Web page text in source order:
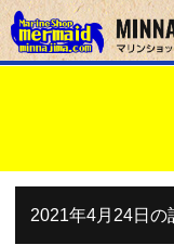
2021年4月24日の